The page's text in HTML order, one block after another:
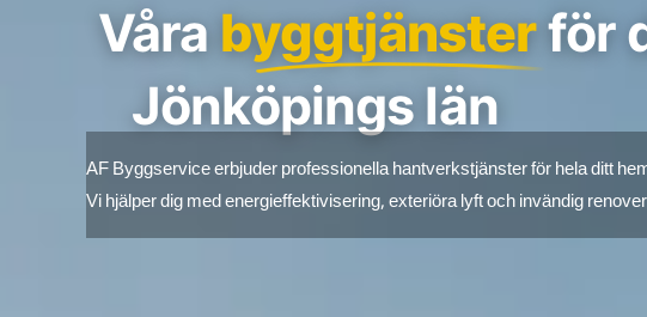
Våra byggtjänsterför
Jönköpings län
AF Byggservice erbjuder professionella hantverkstjänster för hela ditt
Vi hjälper dig med energieffektivisering, exteriöra lyft och invändig